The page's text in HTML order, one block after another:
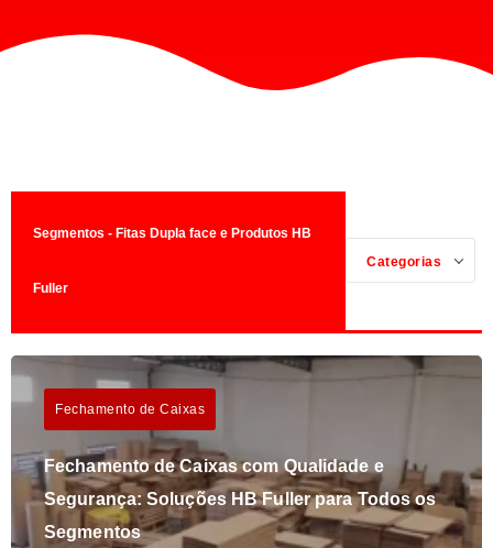
Segmentos - Fitas Dupla face e Produtos HB
Fuller
Categorias
Fechamento de Caixas
Fechamento de Caixas com Qualidade e
Segurança: Soluções HB Fuller para Todos os
Segmentos